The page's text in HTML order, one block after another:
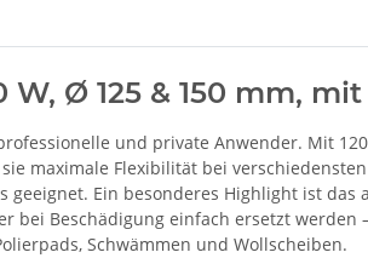
W, Ø 125 & 150 mm,
und private Anwender. Mit
maximale Flexibilität bei
Ein besonderes Highlight ist das
bei Beschädigung einfach ersetzt
Schwämmen und Wollscheiben.